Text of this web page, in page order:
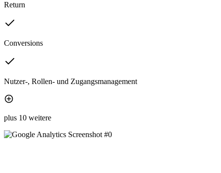
Return
Conversions
Nutzer-, Rollen- und Zugangsmanagement
plus 10 weitere